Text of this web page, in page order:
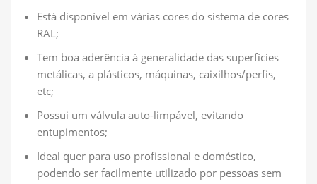
Está disponível em várias cores do sistema de cores
RAL;
Tem boa aderência à generalidade das superfícies
metálicas, a plásticos, máquinas, caixilhos/perfis,
etc;
Possui um válvula auto-limpável, evitando
entupimentos;
Ideal quer para uso profissional e doméstico,
podendo ser facilmente utilizado por pessoas sem